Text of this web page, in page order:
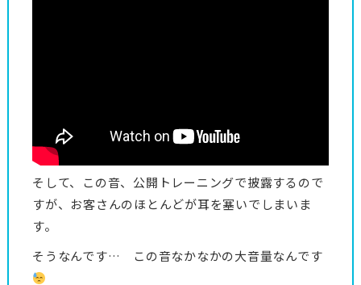
そして、この音、公開トレーニングで披露するので
すが、お客さんのほとんどが耳を塞いでしまいま
す。
そうなんです… この音なかなかの大音量なんです